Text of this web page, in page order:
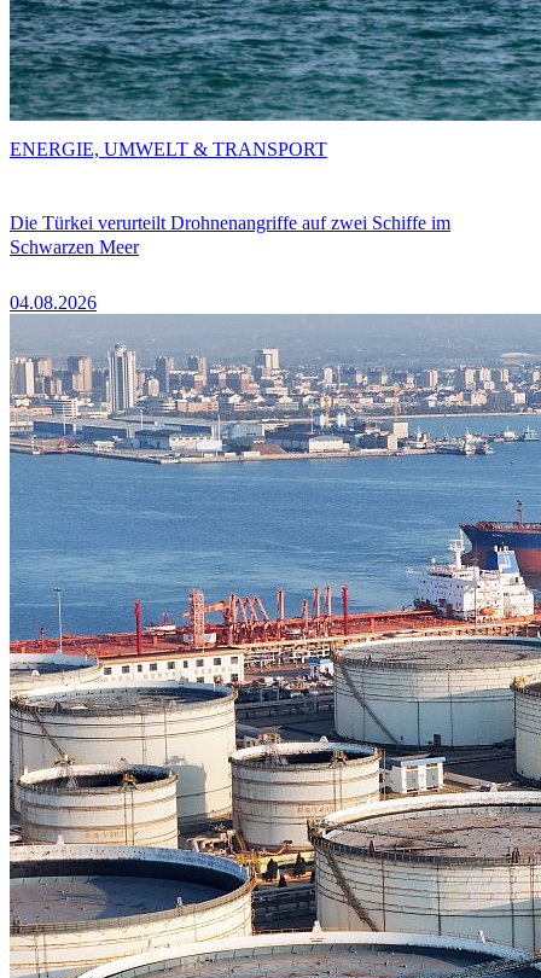
Die Türkei verurteilt Drohnenangriffe auf zwei Schiffe im
Schwarzen Meer
04.08.2026
ENERGIE, UMWELT & TRANSPORT